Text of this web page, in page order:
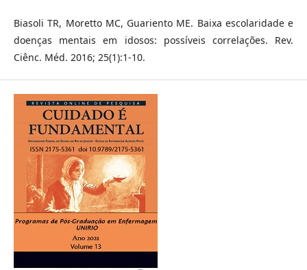
Biasoli TR, Moretto MC, Guariento ME. Baixa escolaridade e
doenças mentais em idosos: possíveis correlações. Rev.
Ciênc. Méd. 2016; 25(1):1-10.